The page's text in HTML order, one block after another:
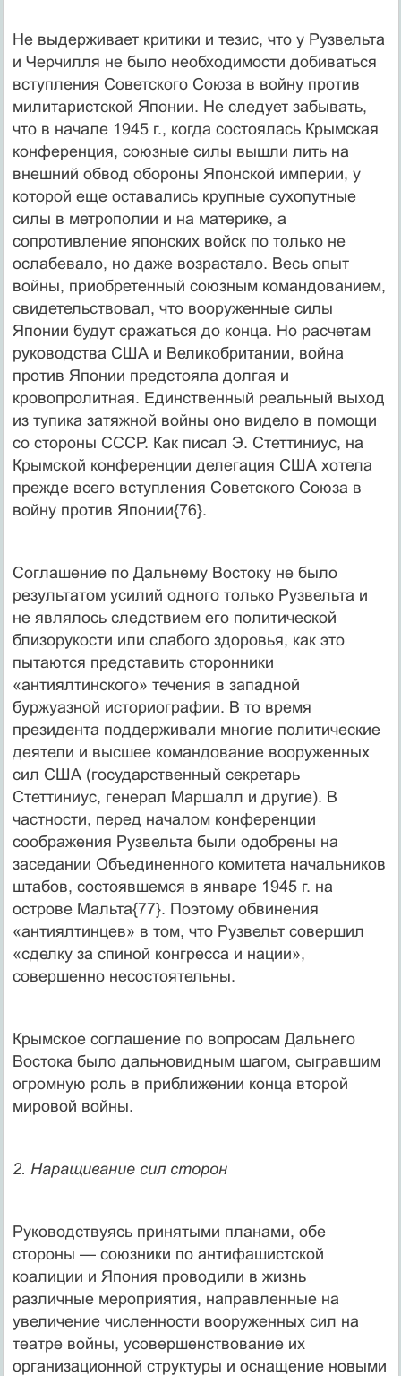
Не выдерживает критики и тезис, что у Рузвельта
и Черчилля не было необходимости добиваться
вступления Советского Союза в войну против
милитаристской Японии. Не следует забывать,
что в начале 1945 г., когда состоялась Крымская
конференция, союзные силы вышли лить на
внешний обвод обороны Японской империи, у
которой еще оставались крупные сухопутные
силы в метрополии и на материке, а
сопротивление японских войск по только не
ослабевало, но даже возрастало. Весь опыт
войны, приобретенный союзным командованием,
свидетельствовал, что вооруженные силы
Японии будут сражаться до конца. Но расчетам
руководства США и Великобритании, война
против Японии предстояла долгая и
кровопролитная. Единственный реальный выход
из тупика затяжной войны оно видело в помощи
со стороны СССР. Как писал Э. Стеттиниус, на
Крымской конференции делегация США хотела
прежде всего вступления Советского Союза в
войну против Японии{76}.
Соглашение по Дальнему Востоку не было
результатом усилий одного только Рузвельта и
не являлось следствием его политической
близорукости или слабого здоровья, как это
пытаются представить сторонники
«антиялтинского» течения в западной
буржуазной историографии. В то время
президента поддерживали многие политические
деятели и высшее командование вооруженных
сил США (государственный секретарь
Стеттиниус, генерал Маршалл и другие). В
частности, перед началом конференции
соображения Рузвельта были одобрены на
заседании Объединенного комитета начальников
штабов, состоявшемся в январе 1945 г. на
острове Мальта{77}. Поэтому обвинения
«антиялтинцев» в том, что Рузвельт совершил
«сделку за спиной конгресса и нации»,
совершенно несостоятельны.
Крымское соглашение по вопросам Дальнего
Востока было дальновидным шагом, сыгравшим
огромную роль в приближении конца второй
мировой войны.
2. Наращивание сил сторон
Руководствуясь принятыми планами, обе
стороны — союзники по антифашистской
коалиции и Япония проводили в жизнь
различные мероприятия, направленные на
увеличение численности вооруженных сил на
театре войны, усовершенствование их
организационной структуры и оснащение новыми